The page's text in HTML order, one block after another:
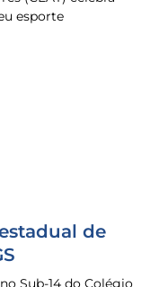
esporte
de
Sub-14 do Colégio